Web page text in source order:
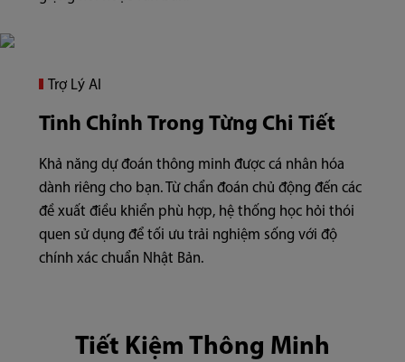
Trợ Lý AI
Tinh Chỉnh Trong Từng Chi Tiết
Khả năng dự đoán thông minh được cá nhân hóa
dành riêng cho bạn. Từ chẩn đoán chủ động đến các
đề xuất điều khiển phù hợp, hệ thống học hỏi thói
quen sử dụng để tối ưu trải nghiệm sống với độ
chính xác chuẩn Nhật Bản.
Tiết Kiệm Thông Minh